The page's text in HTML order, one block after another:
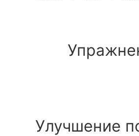
Улучшение